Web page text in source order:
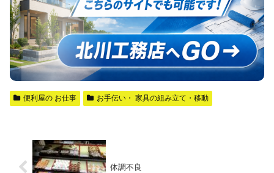
便利屋の お仕事 お手伝い・ 家具の組み立て・移動
体調不良